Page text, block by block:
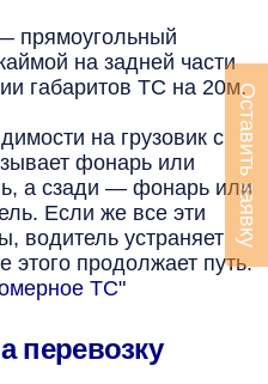
прямоугольный
на задней части
габаритов ТС на 20м.
на грузовик с
фонарь или
а сзади ­— фонарь или
Если же все эти
водитель устраняет
этого продолжает путь.
ТС"
перевозку
Оставить заявку